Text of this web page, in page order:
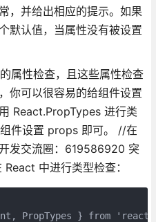
，并给出相应的提示。如果
默认值，当属性没有被设置
属性检查，且这些属性检查
你可以很容易的给组件设置
React.PropTypes 进行类
件设置 props 即可。 //在
发交流圈：619586920 突
中进行类型检查：
PropTypes } from